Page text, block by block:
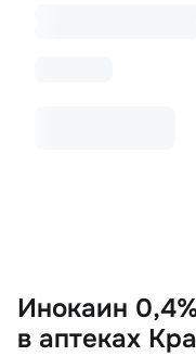
Инокаин
в аптеках